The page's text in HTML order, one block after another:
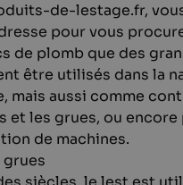
de-lestage.fr,
pour vous
de plomb que des
être utilisés dans la
mais aussi comme
et les grues, ou encore
de machines.
grues